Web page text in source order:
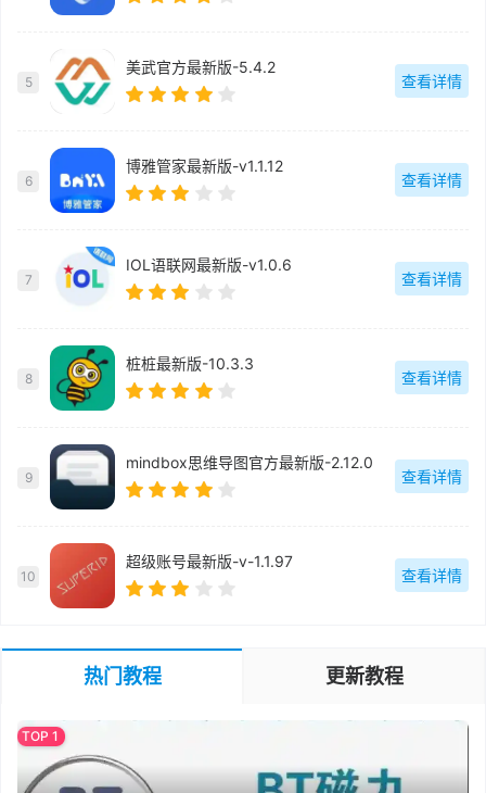
5
美武官方最新版-5.4.2
查看详情
6
博雅管家最新版-v1.1.12
查看详情
7
IOL语联网最新版-v1.0.6
查看详情
8
桩桩最新版-10.3.3
查看详情
9
mindbox思维导图官方最新版-2.12.0
查看详情
10
超级账号最新版-v-1.1.97
查看详情
热门教程 更新教程